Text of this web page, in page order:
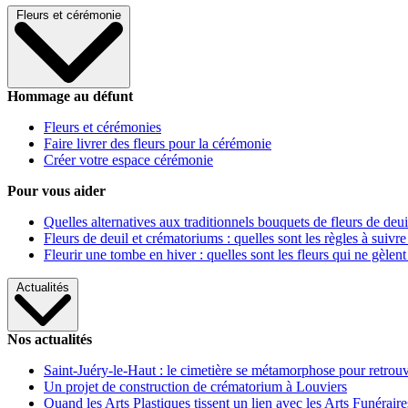
Fleurs et cérémonie
Hommage au défunt
Fleurs et cérémonies
Faire livrer des fleurs pour la cérémonie
Créer votre espace cérémonie
Pour vous aider
Quelles alternatives aux traditionnels bouquets de fleurs de
Fleurs de deuil et crématoriums : quelles sont les règles à
Fleurir une tombe en hiver : quelles sont les fleurs qui ne gèlent
Actualités
Nos actualités
Saint-Juéry-le-Haut : le cimetière se métamorphose pour
Un projet de construction de crématorium à Louviers
Quand les Arts Plastiques tissent un lien avec les Arts